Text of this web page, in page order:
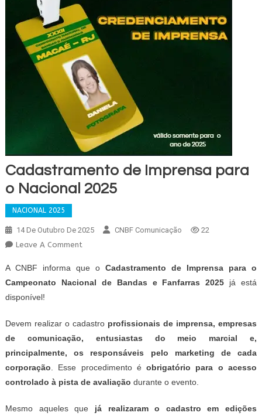
Cadastramento de Imprensa para
o Nacional 2025
NACIONAL 2025
14 De Outubro De 2025 CNBF Comunicação
22
Leave A CommentOn
De
Imprensa
Nacional
2025
A CNBF informa que oCadastramento de Imprensa para o
Campeonato Nacional de Bandas e Fanfarras 2025 já está
disponível!
Devem realizar o cadastro profissionais de imprensa, empresas
de comunicação, entusiastas do meio marcial e,
principalmente, os responsáveis pelo marketing de cada
corporação. Esse procedimento éobrigatório para o acesso
controlado à pista de avaliação durante o evento.
Mesmo aqueles que já realizaram o cadastro em edições